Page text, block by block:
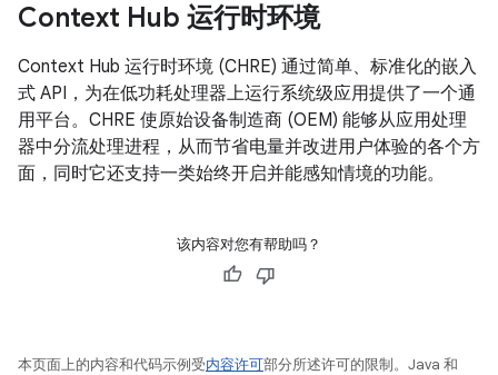
Context Hub 运行时环境
Context Hub 运行时环境 (CHRE) 通过简单、标准化的嵌入
式 API，为在低功耗处理器上运行系统级应用提供了一个通
用平台。CHRE 使原始设备制造商 (OEM) 能够从应用处理
器中分流处理进程，从而节省电量并改进用户体验的各个方
面，同时它还支持一类始终开启并能感知情境的功能。
该内容对您有帮助吗？
本页面上的内容和代码示例受内容许可部分所述许可的限制。Java 和